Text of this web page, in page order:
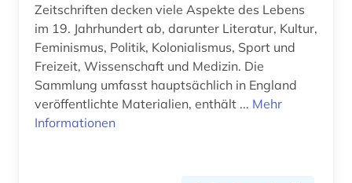
ausschreibung (2)
aussenwirtschaft (1)
aussprache (1)
ausstellung (3)
Zeitschriften decken viele Aspekte des Lebens
im 19. Jahrhundert ab, darunter Literatur, Kultur,
Feminismus, Politik, Kolonialismus, Sport und
Freizeit, Wissenschaft und Medizin. Die
Sammlung umfasst hauptsächlich in England
veröffentlichte Materialien, enthält ... Mehr
Informationen